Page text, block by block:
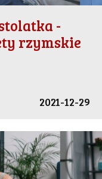
-
rzymskie
2021-12-29